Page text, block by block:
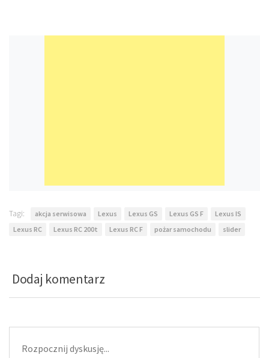
Tagi: akcja serwisowa Lexus Lexus GS Lexus GS F
Lexus IS
Lexus RC
Lexus RC 200t Lexus RC F pożar samochodu slider
Dodaj komentarz